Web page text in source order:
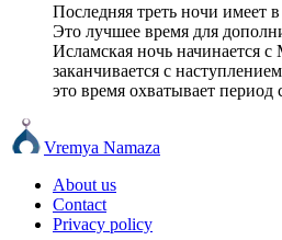
Последняя треть ночи имеет
Это лучшее время для
Исламская ночь начинается
заканчивается с
это время охватывает
Vremya Namaza
About us
Contact
Privacy policy